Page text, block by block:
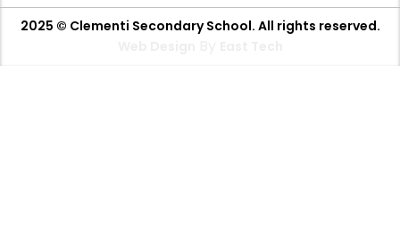
2025 © Clementi Secondary School. All rights reserved.